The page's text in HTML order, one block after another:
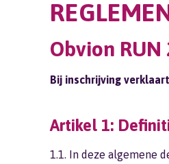
Obvion RUN
Bij inschrijving
Artikel 1:
1.1. In deze algemene